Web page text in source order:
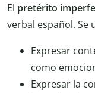
El pretérito
verbal español. Se
Expresar
como
Expresar la